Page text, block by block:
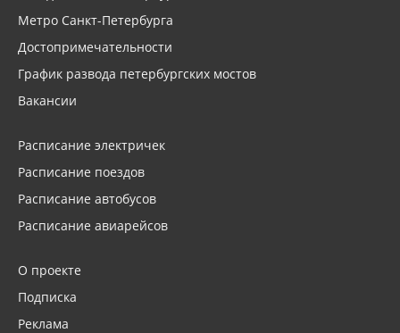
Метро Санкт-Петербурга
Достопримечательности
График развода петербургских мостов
Вакансии
Расписание электричек
Расписание поездов
Расписание автобусов
Расписание авиарейсов
О проекте
Подписка
Реклама